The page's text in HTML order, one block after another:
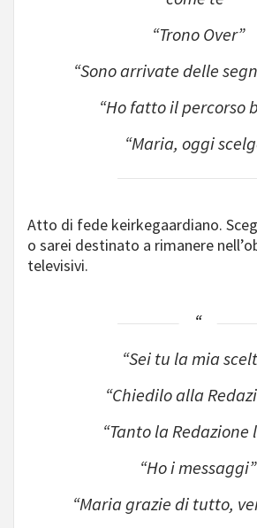
“Trono Over”
“Sono arrivate delle
“Ho fatto il percorso
“Maria, oggi
Atto di fede keirkegaardiano.
o sarei destinato a rimanere
televisivi.
“Sei tu la mia
“Chiedilo alla
“Tanto la Redazione
“Ho i messaggi”
“Maria grazie di tutto,